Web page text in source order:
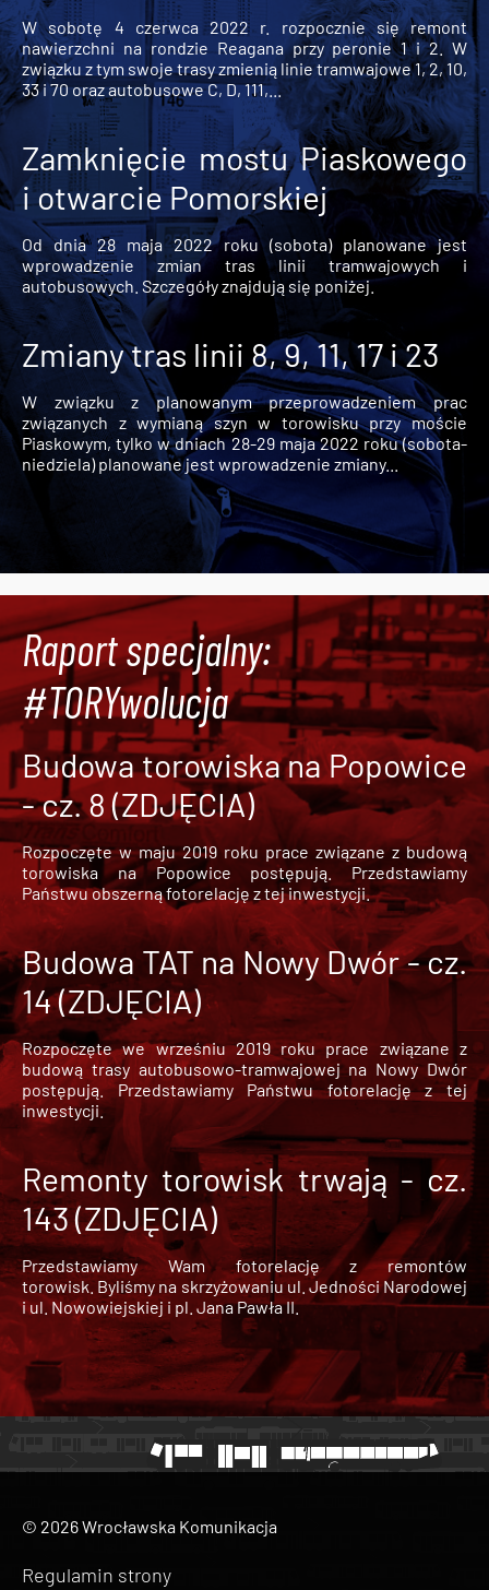
W sobotę 4 czerwca 2022 r. rozpocznie się remont
nawierzchni na rondzie Reagana przy peronie 1 i 2. W
związku z tym swoje trasy zmienią linie tramwajowe 1, 2, 10,
33 i 70 oraz autobusowe C, D, 111,...
Zamknięcie mostu Piaskowego
i otwarcie Pomorskiej
Od dnia 28 maja 2022 roku (sobota) planowane jest
wprowadzenie zmian tras linii tramwajowych i
autobusowych. Szczegóły znajdują się poniżej.
Zmiany tras linii 8, 9, 11, 17 i 23
W związku z planowanym przeprowadzeniem prac
związanych z wymianą szyn w torowisku przy moście
Piaskowym, tylko w dniach 28-29 maja 2022 roku (sobota-
niedziela) planowane jest wprowadzenie zmiany...
Raport specjalny:
#TORYwolucja
Budowa torowiska na Popowice
- cz. 8 (ZDJĘCIA)
Rozpoczęte w maju 2019 roku prace związane z budową
torowiska na Popowice
postępują. Przedstawiamy
Państwu obszerną fotorelację z tej inwestycji.
Budowa TAT na Nowy Dwór - cz.
14 (ZDJĘCIA)
Rozpoczęte we wrześniu 2019 roku prace związane z
budową trasy autobusowo-tramwajowej na Nowy Dwór
postępują. Przedstawiamy Państwu fotorelację z tej
inwestycji.
Remonty torowisk trwają - cz.
143 (ZDJĘCIA)
Przedstawiamy Wam fotorelację z remontów
torowisk. Byliśmy na skrzyżowaniu ul. Jedności Narodowej
i ul. Nowowiejskiej i pl. Jana Pawła II.
© 2026 Wrocławska Komunikacja
Regulamin strony